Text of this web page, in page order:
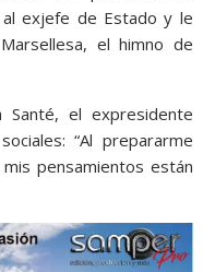
exjefe de Estado y le
el himno de
el expresidente
“Al prepararme
pensamientos están